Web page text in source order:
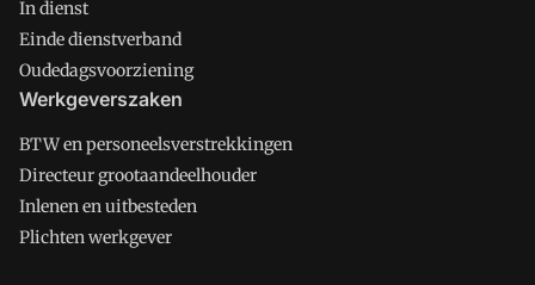
In dienst
Einde dienstverband
Oudedagsvoorziening
Werkgeverszaken
BTW en personeelsverstrekkingen
Directeur grootaandeelhouder
Inlenen en uitbesteden
Plichten werkgever